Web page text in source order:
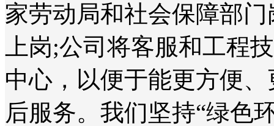
家劳动局和社会保障部
上岗;公司将客服和工程
中心，以便于能更方便
后服务。我们坚持“绿色